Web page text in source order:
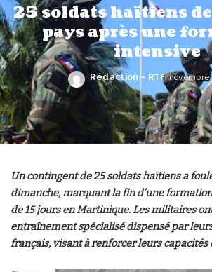
25 soldats haïtiens
pays après une
intensive
Posted
Rédaction - RTF novembre
Un contingent de 25 soldats haïtiens a
dimanche, marquant la fin d’une
de 15 jours en Martinique. Les militaires
entraînement spécialisé dispensé par
français, visant à renforcer leurs capacités